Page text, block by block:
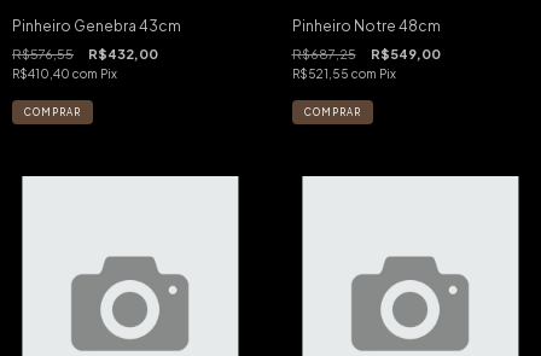
Pinheiro Genebra 43cm
R$576,55 R$432,00
R$410,40 com Pix
Pinheiro Notre 48cm
R$687,25 R$549,00
R$521,55 com Pix